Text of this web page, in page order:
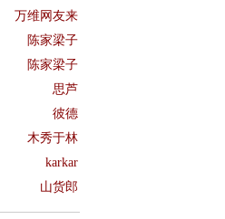
万维网友来
陈家梁子
陈家梁子
思芦
彼德
木秀于林
karkar
山货郎